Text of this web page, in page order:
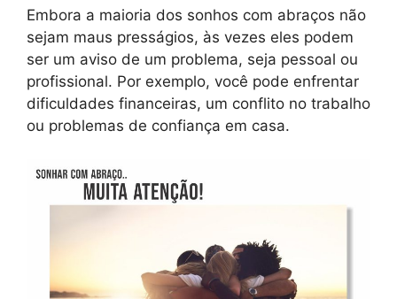
Embora a maioria dos sonhos com abraços não
sejam maus presságios, às vezes eles podem
ser um aviso de um problema, seja pessoal ou
profissional. Por exemplo, você pode enfrentar
dificuldades financeiras, um conflito no trabalho
ou problemas de confiança em casa.